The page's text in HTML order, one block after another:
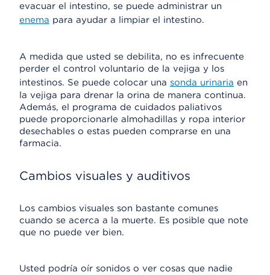
evacuar el intestino, se puede administrar un
enema para ayudar a limpiar el intestino.
A medida que usted se debilita, no es infrecuente
perder el control voluntario de la vejiga y los
intestinos. Se puede colocar una sonda urinaria en
la vejiga para drenar la orina de manera continua.
Además, el programa de cuidados paliativos
puede proporcionarle almohadillas y ropa interior
desechables o estas pueden comprarse en una
farmacia.
Cambios visuales y auditivos
Los cambios visuales son bastante comunes
cuando se acerca a la muerte. Es posible que note
que no puede ver bien.
Usted podría oír sonidos o ver cosas que nadie